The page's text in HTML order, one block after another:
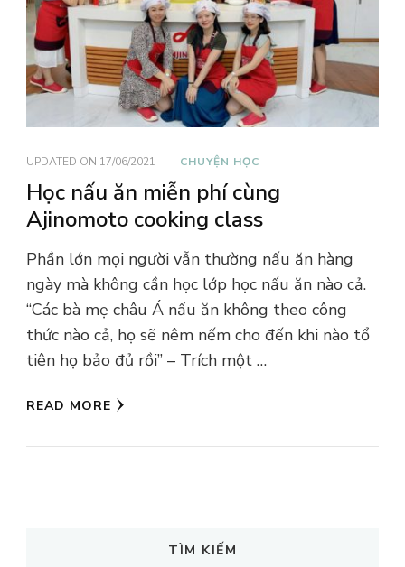
UPDATED ON 17/06/2021 CHUYỆN HỌC
Học nấu ăn miễn phí cùng
Ajinomoto cooking class
Phần lớn mọi người vẫn thường nấu ăn hàng
ngày mà không cần học lớp học nấu ăn nào cả.
“Các bà mẹ châu Á nấu ăn không theo công
thức nào cả, họ sẽ nêm nếm cho đến khi nào tổ
tiên họ bảo đủ rồi” – Trích một …
READ MORE
TÌM KIẾM